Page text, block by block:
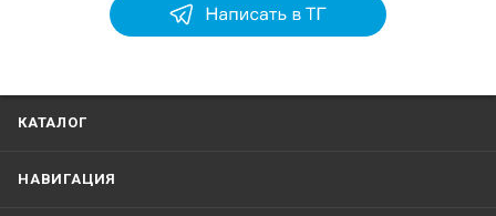
КАТАЛОГ
НАВИГАЦИЯ